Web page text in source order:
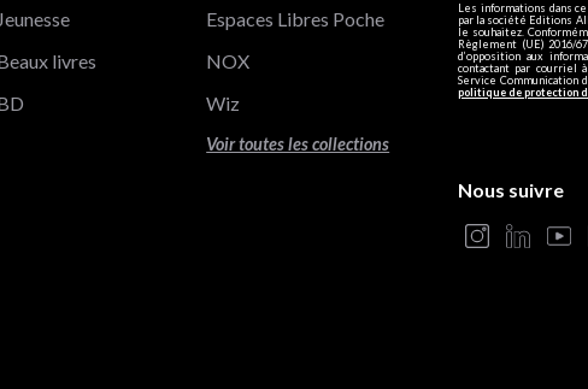
Les informations dans
par la société Editions
le souhaitez.
Règlement (UE) 2016/
d’opposition aux
contactant par courriel
Service Communication
politique de protection
Jeunesse
livres
Espaces Libres Poche
NOX
Wiz
Voir toutes les collections
Nous suivre